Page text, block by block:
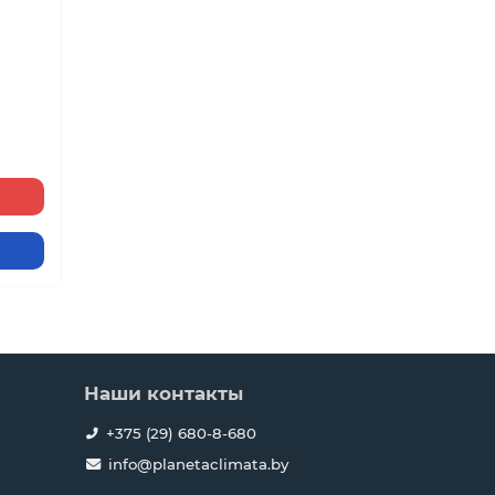
Наши контакты
+375 (29) 680-8-680
info@planetaclimata.by